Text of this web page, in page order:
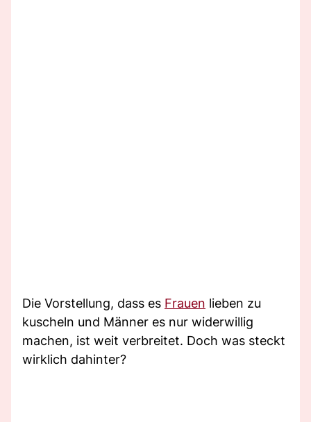
Die Vorstellung, dass es Frauen lieben zu
kuscheln und Männer es nur widerwillig
machen, ist weit verbreitet. Doch was steckt
wirklich dahinter?